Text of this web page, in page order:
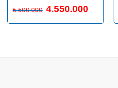
6.500.000 4.550.000